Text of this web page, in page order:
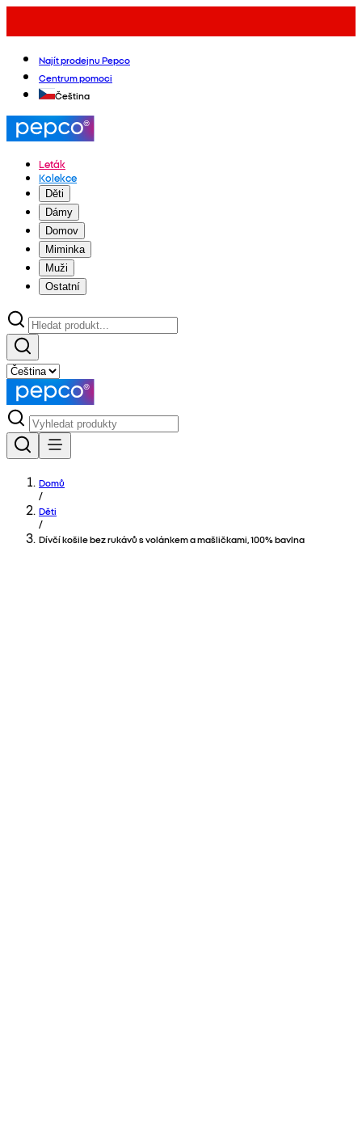
Najít prodejnu Pepco
Centrum pomoci
Čeština
Leták
Kolekce
Děti
Dámy
Domov
Miminka
Muži
Ostatní
Domů
/
Děti
/
Dívčí košile bez rukávů s volánkem a mašličkami, 100% bavlna